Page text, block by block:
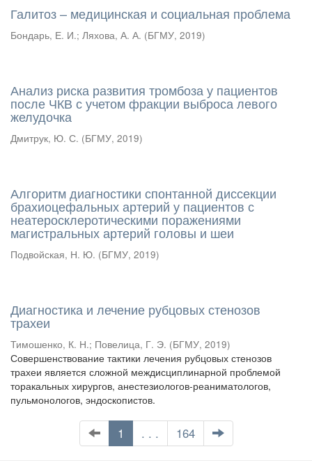
Галитоз – медицинская и социальная проблема
Бондарь, Е. И.; Ляхова, А. А. (БГМУ, 2019)
Анализ риска развития тромбоза у пациентов
после ЧКВ с учетом фракции выброса левого
желудочка
Дмитрук, Ю. С. (БГМУ, 2019)
Алгоритм диагностики спонтанной диссекции
брахиоцефальных артерий у пациентов с
неатеросклеротическими поражениями
магистральных артерий головы и шеи
Подвойская, Н. Ю. (БГМУ, 2019)
Диагностика и лечение рубцовых стенозов
трахеи
Тимошенко, К. Н.; Повелица, Г. Э. (БГМУ, 2019)
Совершенствование тактики лечения рубцовых стенозов
трахеи является сложной междисциплинарной проблемой
торакальных хирургов, анестезиологов-реаниматологов,
пульмонологов, эндоскопистов.
1 . . . 164